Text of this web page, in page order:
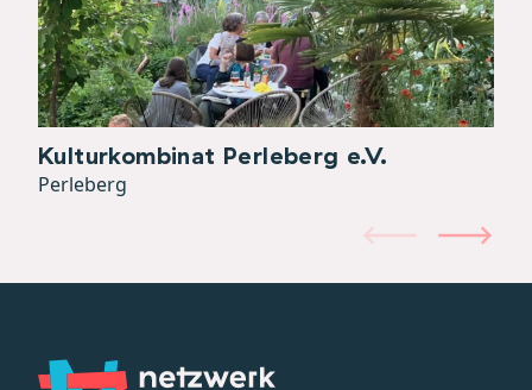
Kulturkombinat Perleberg e.V.
Perleberg